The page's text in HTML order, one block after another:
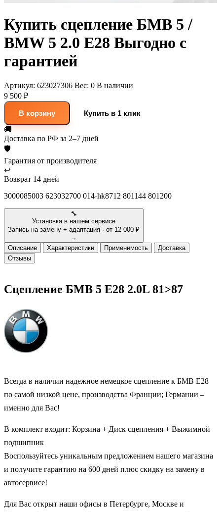
Купить сцепление БМВ 5 /
BMW 5 2.0 E28 Выгодно с
гарантией
Артикул: 623027306 Вес: 0 В наличии
9 500 ₽
В корзину
Купить в 1 клик
🚚
Доставка по РФ за 2–7 дней
🛡
Гарантия от производителя
↩
Возврат 14 дней
3000085003 623032700 014-hk8712 801144 801200
🔧
Установка в нашем сервисе
Запись на замену + адаптация · от 12 000 ₽
→
Описание
Характеристики Применимость
Доставка
Отзывы
Сцепление БМВ 5 Е28 2.0L 81>87
Всегда в наличии надежное немецкое сцепление к БМВ Е28
по самой низкой цене, производства Франции; Германии –
именно для Вас!
В комплект входит: Корзина + Диск сцепления + Выжимной
подшипник
Воспользуйтесь уникальным предложением нашего магазина
и получите гарантию на 600 дней плюс скидку на замену в
автосервисе!
Для Вас открыт наши офисы в Петербурге, Москве и